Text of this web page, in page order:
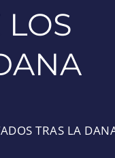
TRAS LA